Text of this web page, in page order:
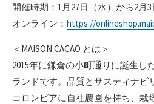
開催時期：1月27日（水）から2月3
オンライン： https://
＜MAISON CACAO とは＞
2015年に鎌倉の小町通りに誕生し
ランドです。品質とサスティナビ
コロンビアに自社農園を持ち、栽